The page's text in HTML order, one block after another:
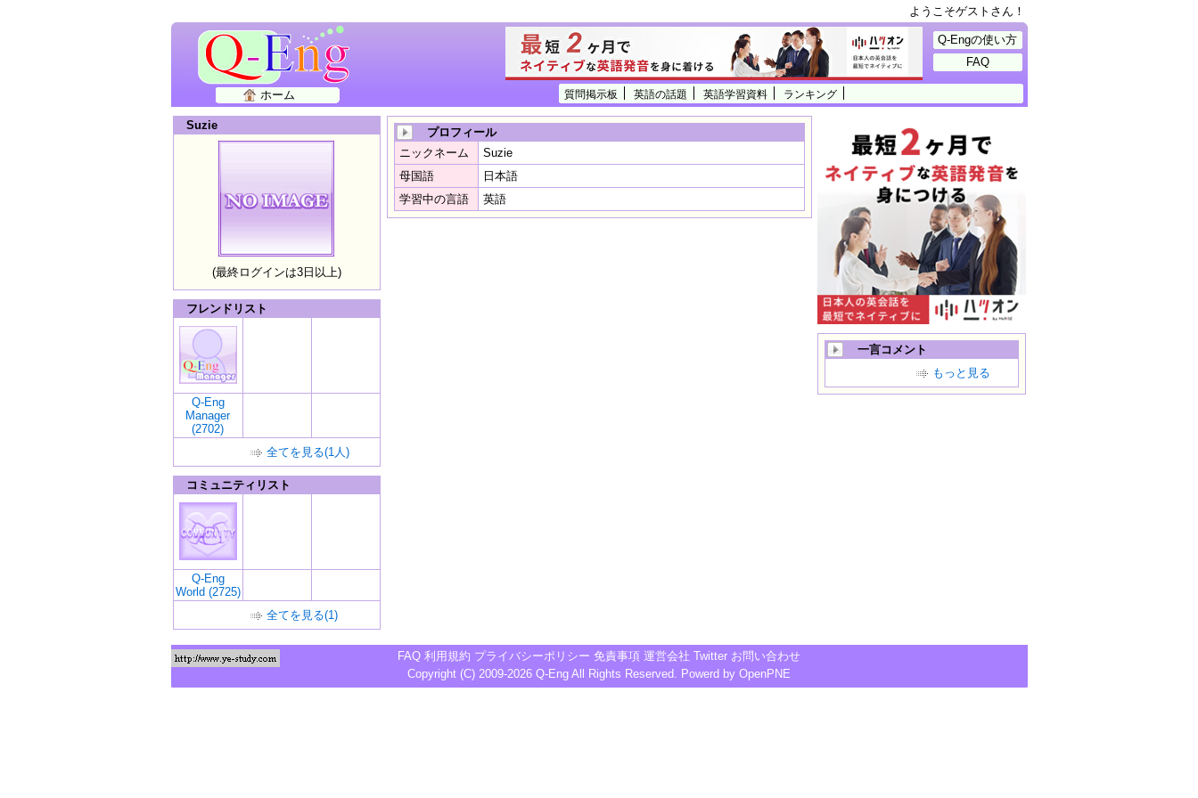
ようこそゲストさん！
質問掲示板 英語の話題 英語学習資料 ランキング
ホーム
Q-Engの使い方
FAQ
Suzie
(最終ログインは3日以上)
フレンドリスト
Q-Eng
Manager
(2702)
全てを見る(1人)
コミュニティリスト
Q-Eng
World (2725)
全てを見る(1)
プロフィール
ニックネーム
Suzie
母国語
日本語
学習中の言語
英語
一言コメント
もっと見る
FAQ 利用規約 プライバシーポリシー 免責事項 運営会社 Twitter お問い合わせ
Copyright (C) 2009-2026 Q-Eng All Rights Reserved. Powerd by OpenPNE